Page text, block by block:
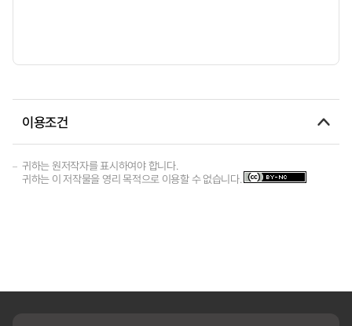
이용조건
귀하는 원저작자를 표시하여야 합니다.
귀하는 이 저작물을 영리 목적으로 이용할 수 없습니다.